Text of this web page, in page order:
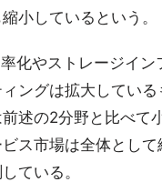
小しているという。
化やストレージイン
ングは拡大してい
述の2分野と比べて
ス市場は全体とし
ている。